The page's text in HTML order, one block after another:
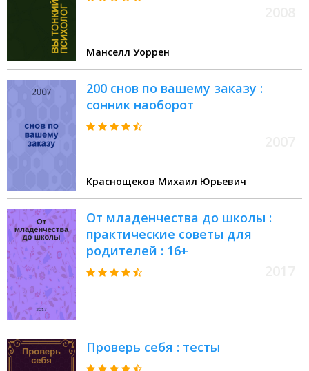
Манселл Уоррен
200 снов по вашему заказу :
сонник наоборот
Краснощеков Михаил Юрьевич
От младенчества до школы :
практические советы для
родителей : 16+
Проверь себя : тесты